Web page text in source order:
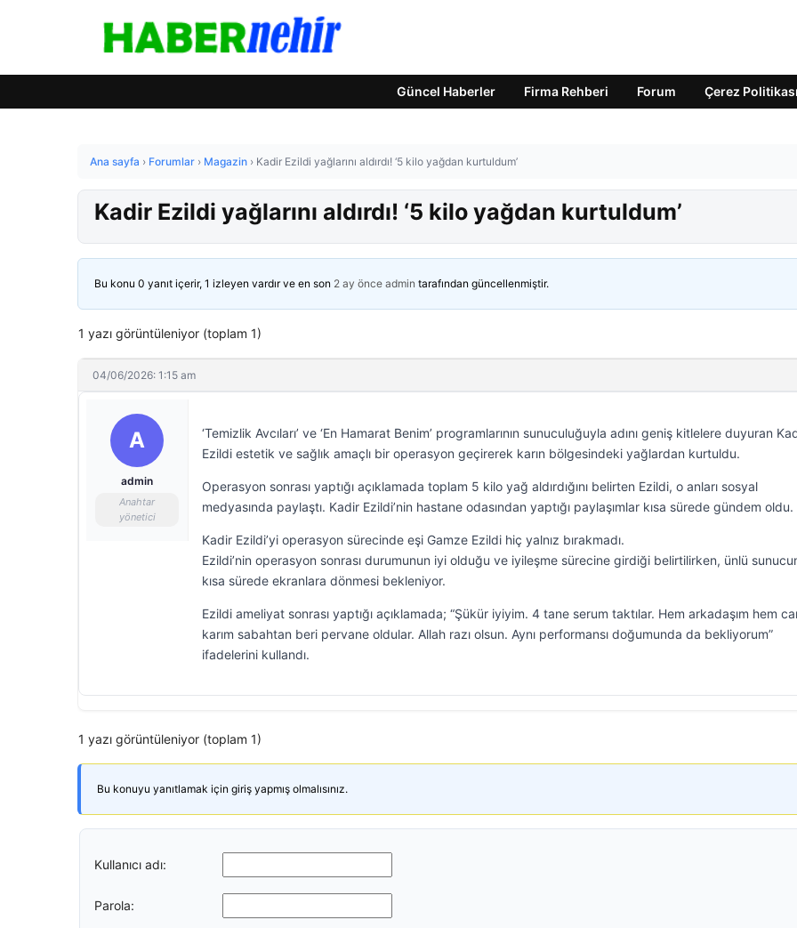
Güncel Haberler Firma Rehberi Forum Çerez Politikası
Ana sayfa › Forumlar › Magazin › Kadir Ezildi yağlarını aldırdı! ‘5 kilo yağdan kurtuldum’
Kadir Ezildi yağlarını aldırdı! ‘5 kilo yağdan kurtuldum’
Bu konu 0 yanıt içerir, 1 izleyen vardır ve en son 2 ay önce admin tarafından güncellenmiştir.
1 yazı görüntüleniyor (toplam 1)
04/06/2026: 1:15 am
A
admin
Anahtar
yönetici
‘Temizlik Avcıları’ ve ‘En Hamarat Benim’ programlarının sunuculuğuyla adını geniş kitlelere duyuran
Ezildi estetik ve sağlık amaçlı bir operasyon geçirerek karın bölgesindeki yağlardan kurtuldu.
Operasyon sonrası yaptığı açıklamada toplam 5 kilo yağ aldırdığını belirten Ezildi, o anları sosyal
medyasında paylaştı. Kadir Ezildi’nin hastane odasından yaptığı paylaşımlar kısa sürede gündem oldu.
Kadir Ezildi’yi operasyon sürecinde eşi Gamze Ezildi hiç yalnız bırakmadı.
Ezildi’nin operasyon sonrası durumunun iyi olduğu ve iyileşme sürecine girdiği belirtilirken, ünlü
kısa sürede ekranlara dönmesi bekleniyor.
Ezildi ameliyat sonrası yaptığı açıklamada; “Şükür iyiyim. 4 tane serum taktılar. Hem arkadaşım hem
karım sabahtan beri pervane oldular. Allah razı olsun. Aynı performansı doğumunda da bekliyorum”
ifadelerini kullandı.
1 yazı görüntüleniyor (toplam 1)
Bu konuyu yanıtlamak için giriş yapmış olmalısınız.
Kullanıcı adı:
Parola: